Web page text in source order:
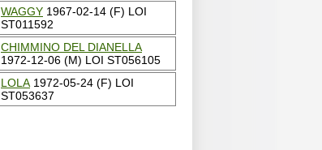
WAGGY 1967-02-14 (F) LOI
ST011592
CHIMMINO DEL DIANELLA
1972-12-06 (M) LOI ST056105
LOLA 1972-05-24 (F) LOI
ST053637